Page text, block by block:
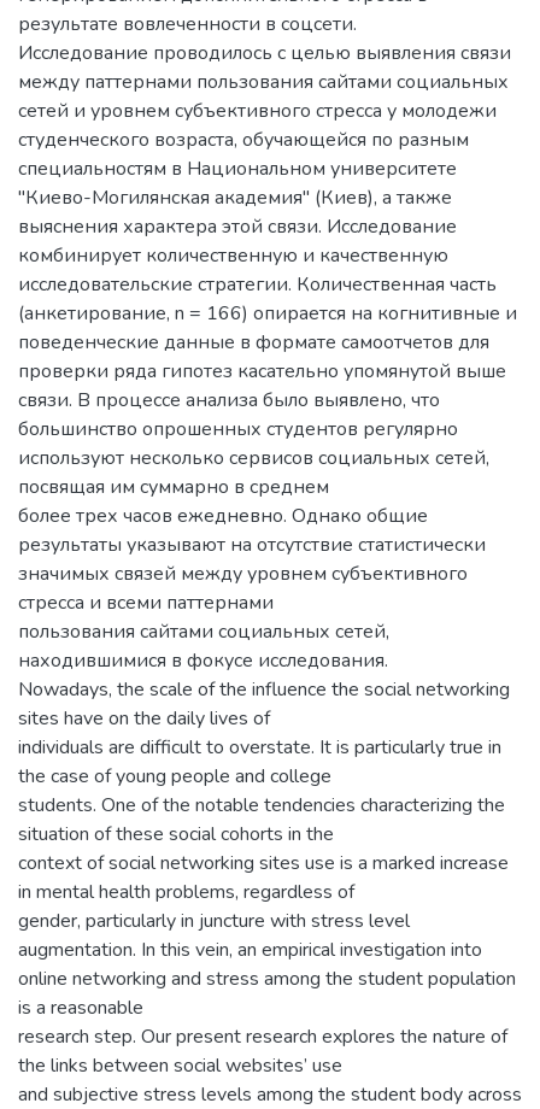
результате вовлеченности в соцсети.
Исследование проводилось с целью выявления связи
между паттернами пользования сайтами социальных
сетей и уровнем субъективного стресса у молодежи
студенческого возраста, обучающейся по разным
специальностям в Национальном университете
"Киево-Могилянская академия" (Киев), а также
выяснения характера этой связи. Исследование
комбинирует количественную и качественную
исследовательские стратегии. Количественная часть
(анкетирование, n = 166) опирается на когнитивные и
поведенческие данные в формате самоотчетов для
проверки ряда гипотез касательно упомянутой выше
связи. В процессе анализа было выявлено, что
большинство опрошенных студентов регулярно
используют несколько сервисов социальных сетей,
посвящая им суммарно в среднем
более трех часов ежедневно. Однако общие
результаты указывают на отсутствие статистически
значимых связей между уровнем субъективного
стресса и всеми паттернами
пользования сайтами социальных сетей,
находившимися в фокусе исследования.
Nowadays, the scale of the influence the social networking
sites have on the daily lives of
individuals are difficult to overstate. It is particularly true in
the case of young people and college
students. One of the notable tendencies characterizing the
situation of these social cohorts in the
context of social networking sites use is a marked increase
in mental health problems, regardless of
gender, particularly in juncture with stress level
augmentation. In this vein, an empirical investigation into
online networking and stress among the student population
is a reasonable
research step. Our present research explores the nature of
the links between social websites’ use
and subjective stress levels among the student body across